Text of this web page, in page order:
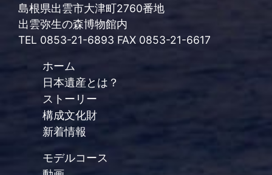
島根県出雲市大津町2760番地
出雲弥生の森博物館内
TEL 0853-21-6893 FAX 0853-21-6617
ホーム
日本遺産とは？
ストーリー
構成文化財
新着情報
モデルコース